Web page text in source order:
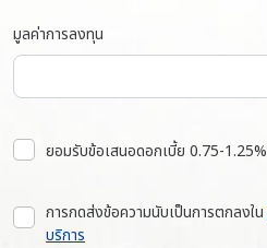
มูลค่าการลงทุน
ยอมรับข้อเสนอดอกเบี้ย 0.75-1.25%
การกดส่งข้อความนับเป็นการตกลงใน
บริการ